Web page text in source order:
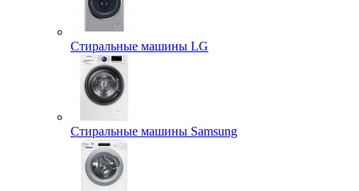
Стиральные машины LG
Стиральные машины Samsung